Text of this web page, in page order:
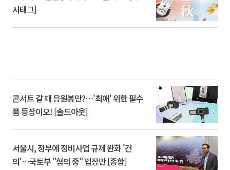
시태그]
콘서트 갈 때 응원봉만?⋯'최애' 위한 필수
품 등장이오! [솔드아웃]
서울시, 정부에 정비사업 규제 완화 '건
의'⋯국토부 "협의 중" 입장만 [종합]